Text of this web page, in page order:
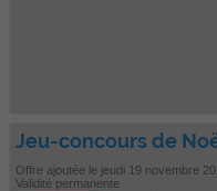
Jeu-concours de
Offre ajoutée le jeudi 19 novembre
Validité permanente